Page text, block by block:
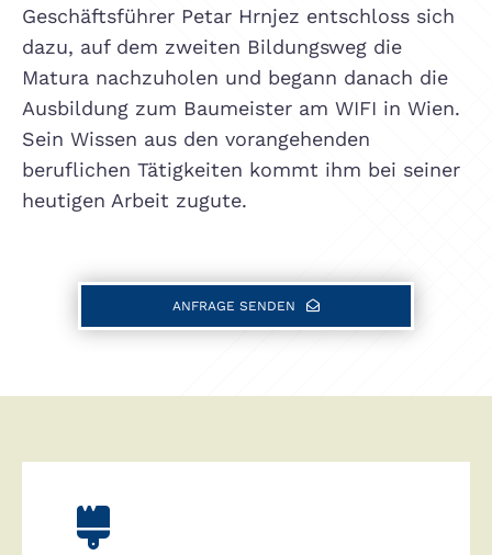
Geschäftsführer Petar Hrnjez entschloss sich
dazu, auf dem zweiten Bildungsweg die
Matura nachzuholen und begann danach die
Ausbildung zum Baumeister am WIFI in Wien.
Sein Wissen aus den vorangehenden
beruflichen Tätigkeiten kommt ihm bei seiner
heutigen Arbeit zugute.
ANFRAGE SENDEN
